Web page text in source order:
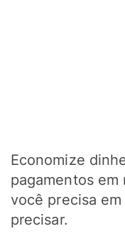
Economize
pagamentos
você precisa
precisar.